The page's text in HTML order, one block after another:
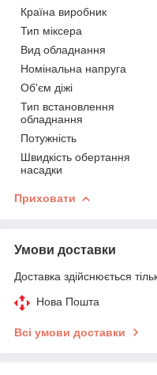
Країна виробник
Тип міксера
Вид обладнання
Номінальна напруга
Об'єм діжі
Тип встановлення
обладнання
Потужність
Швидкість обертання
насадки
Приховати
Умови доставки
Доставка здійснюється
Нова Пошта
Всі умови доставки